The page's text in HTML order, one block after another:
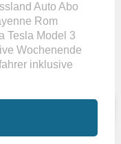
Auto Abo
Rom
Tesla Model 3
Wochenende
inklusive